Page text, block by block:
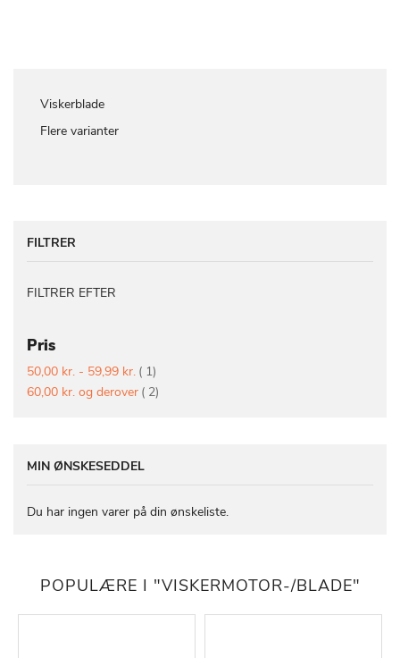
Viskerblade
Flere varianter
FILTRER
FILTRER EFTER
Pris
50,00 kr. - 59,99 kr. 1vare
60,00 kr. og derover 2vare
MIN ØNSKESEDDEL
Du har ingen varer på din ønskeliste.
POPULÆRE I "VISKERMOTOR-/BLADE"